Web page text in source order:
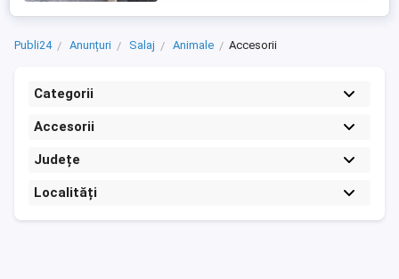
Publi24 Anunțuri Salaj Animale Accesorii
Categorii
Accesorii
Județe
Localități